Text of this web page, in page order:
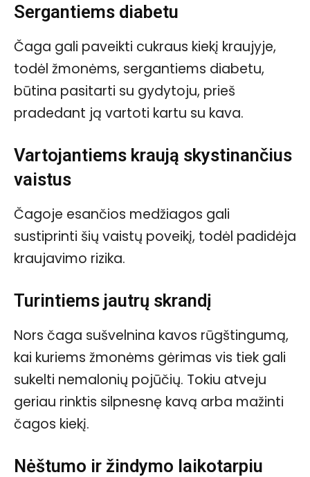
Sergantiems diabetu
Čaga gali paveikti cukraus kiekį kraujyje,
todėl žmonėms, sergantiems diabetu,
būtina pasitarti su gydytoju, prieš
pradedant ją vartoti kartu su kava.
Vartojantiems kraują skystinančius
vaistus
Čagoje esančios medžiagos gali
sustiprinti šių vaistų poveikį, todėl padidėja
kraujavimo rizika.
Turintiems jautrų skrandį
Nors čaga sušvelnina kavos rūgštingumą,
kai kuriems žmonėms gėrimas vis tiek gali
sukelti nemalonių pojūčių. Tokiu atveju
geriau rinktis silpnesnę kavą arba mažinti
čagos kiekį.
Nėštumo ir žindymo laikotarpiu